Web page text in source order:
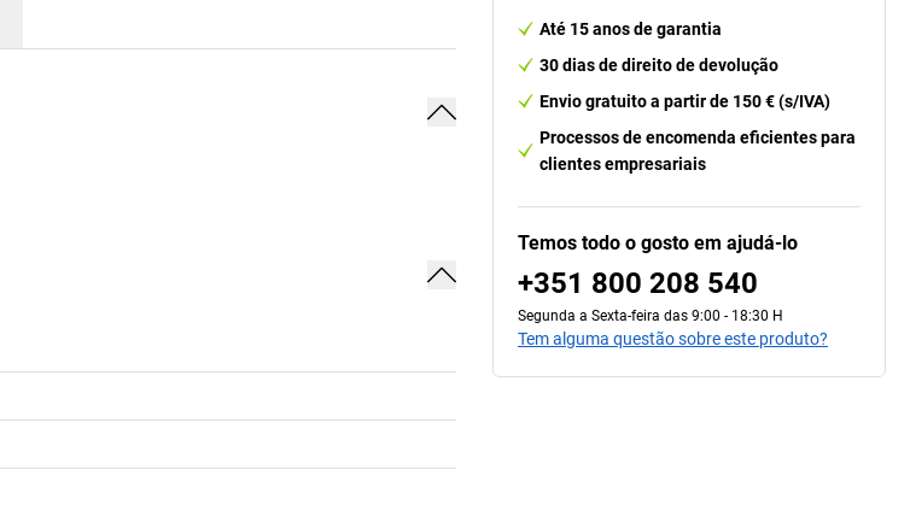
Até 15 anos de garantia
30 dias de direito de devolução
Envio gratuito a partir de 150 € (s/IVA)
Processos de encomenda eficientes para
clientes empresariais
Temos todo o gosto em ajudá-lo
+351 800 208 540
Segunda a Sexta-feira das 9:00 - 18:30 H
Tem alguma questão sobre este produto?